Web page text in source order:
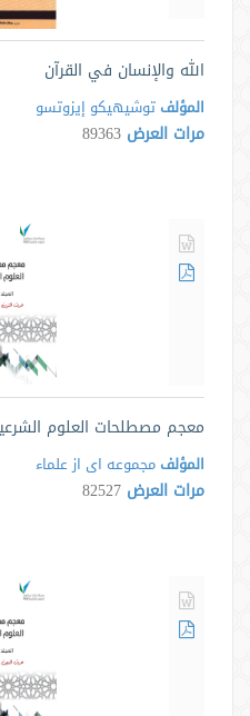
الله والإنسان في القرآن
المؤلف توشیهیکو إیزوتسو
مرات العرض 89363
معجم مصطلحات العلوم
المؤلف مجموعه ای از علماء
مرات العرض 82527